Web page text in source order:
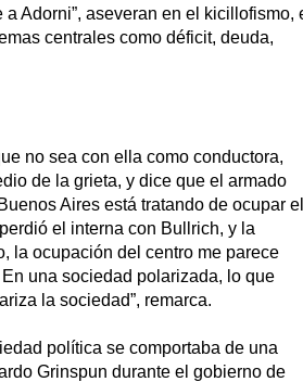
Adorni”, aseveran en el kicillofismo,
centrales como déficit, deuda,
no sea con ella como conductora,
de la grieta, y dice que el armado
Aires está tratando de ocupar el
el interna con Bullrich, y la
la ocupación del centro me parece
una sociedad polarizada, lo que
la sociedad”, remarca.
política se comportaba de una
Grinspun durante el gobierno de